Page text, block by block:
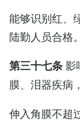
能够识别红、
陆勤人员合格。
第三十七条影
膜、泪器疾病
伸入角膜不超